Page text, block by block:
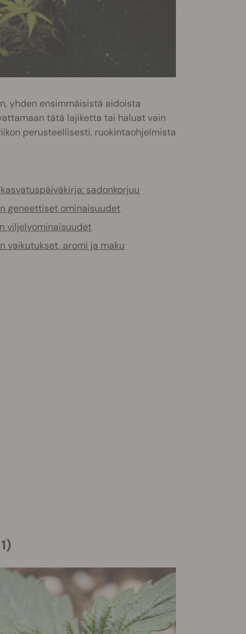
yhden ensimmäisistä aidoista
tätä lajiketta tai haluat vain
perusteellisesti, ruokintaohjelmista
sadonkorjuu
geneettiset ominaisuudet
viljelyominaisuudet
vaikutukset, aromi ja maku